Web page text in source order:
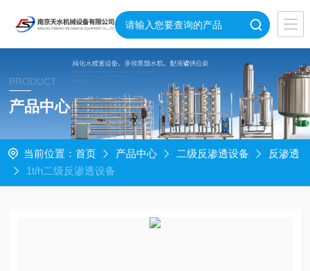
PRODUCT
产品中心
当前位置： 首页 产品中心 二级反渗透设备
反渗透
1t/h二级反渗透设备